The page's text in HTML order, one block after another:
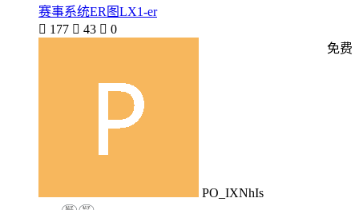
赛事系统ER图LX1-er
 177  43  0
PO_IXNhIs
免费